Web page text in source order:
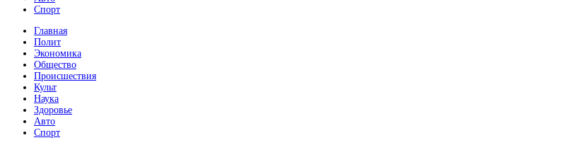
Спорт
Главная
Полит
Экономика
Общество
Происшествия
Культ
Наука
Здоровье
Авто
Спорт